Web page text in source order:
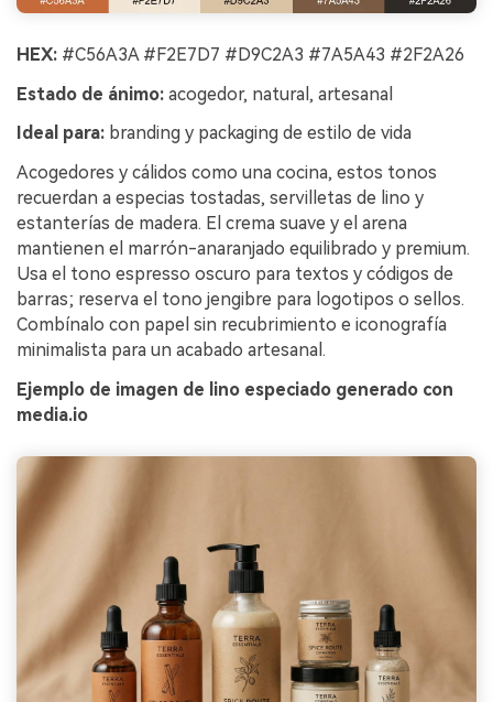
HEX: #C56A3A #F2E7D7 #D9C2A3 #7A5A43 #2F2A26
Estado de ánimo: acogedor, natural, artesanal
Ideal para: branding y packaging de estilo de vida
Acogedores y cálidos como una cocina, estos tonos
recuerdan a especias tostadas, servilletas de lino y
estanterías de madera. El crema suave y el arena
mantienen el marrón-anaranjado equilibrado y premium.
Usa el tono espresso oscuro para textos y códigos de
barras; reserva el tono jengibre para logotipos o sellos.
Combínalo con papel sin recubrimiento e iconografía
minimalista para un acabado artesanal.
Ejemplo de imagen de lino especiado generado con
media.io